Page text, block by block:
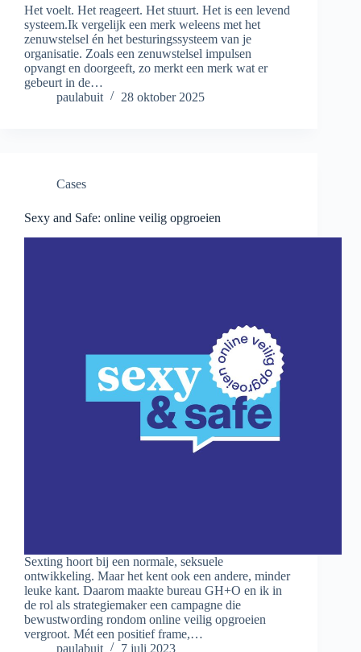
Het voelt. Het reageert. Het stuurt. Het is een levend
systeem.Ik vergelijk een merk weleens met het
zenuwstelsel én het besturingssysteem van je
organisatie. Zoals een zenuwstelsel impulsen
opvangt en doorgeeft, zo merkt een merk wat er
gebeurt in de…
paulabuit
28 oktober 2025
Cases
Sexy and Safe: online veilig opgroeien
Sexting hoort bij een normale, seksuele
ontwikkeling. Maar het kent ook een andere, minder
leuke kant. Daarom maakte bureau GH+O en ik in
de rol als strategiemaker een campagne die
bewustwording rondom online veilig opgroeien
vergroot. Mét een positief frame,…
paulabuit
7 juli 2023